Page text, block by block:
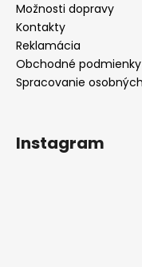
Možnosti dopravy
Kontakty
Reklamácia
Obchodné podmienky
Spracovanie
Instagram